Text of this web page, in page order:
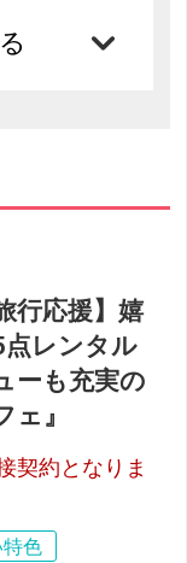
行応援】嬉
点レンタル
ーも充実の
ェ』
契約となりま
色